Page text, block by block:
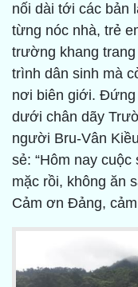
nối dài tới các bản
từng nóc nhà, trẻ
trường khang
trình dân sinh mà
nơi biên giới.
dưới chân dãy
người Bru-Vân
sẻ: “Hôm nay
mặc rồi, không ăn
Cảm ơn Đảng,